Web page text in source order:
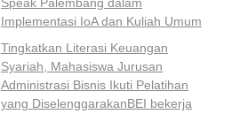
Implementasi IoA dan Kuliah Umum
Tingkatkan Literasi Keuangan
Syariah, Mahasiswa Jurusan
Administrasi Bisnis Ikuti Pelatihan
yang DiselenggarakanBEI bekerja